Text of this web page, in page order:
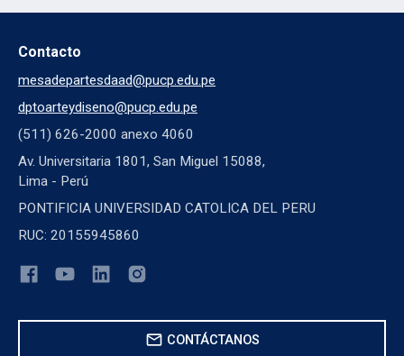
Contacto
mesadepartesdaad@pucp.edu.pe
dptoarteydiseno@pucp.edu.pe
(511) 626-2000 anexo 4060
Av. Universitaria 1801, San Miguel 15088,
Lima - Perú
PONTIFICIA UNIVERSIDAD CATOLICA DEL PERU
RUC: 20155945860
mail CONTÁCTANOS